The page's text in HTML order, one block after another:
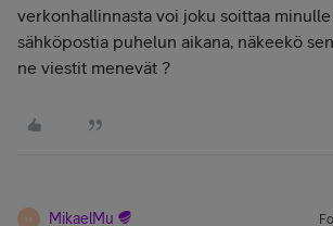
verkonhallinnasta voi joku soittaa
sähköpostia puhelun aikana, näkeekö
ne viestit menevät ?
M MikaelMu